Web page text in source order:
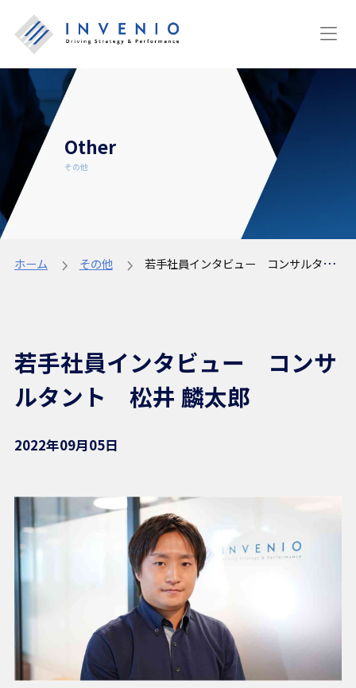
Other
その他
ホーム その他 若手社員インタビュー コンサルタント 松井 麟太郎
若手社員インタビュー コンサ
ルタント 松井 麟太郎
2022年09月05日